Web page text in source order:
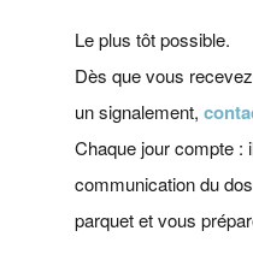
Le plus tôt possible.
Dès que vous
un signalement,
Chaque jour compte :
communication du
parquet et vous